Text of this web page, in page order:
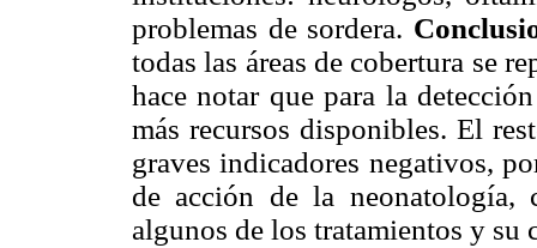
problemas de sordera.
todas las áreas de cobertura se
hace notar que para la
más recursos disponibles. El
graves indicadores negativos,
de acción de la neonatología,
algunos de los tratamientos y